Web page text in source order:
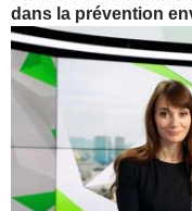
dans la prévention